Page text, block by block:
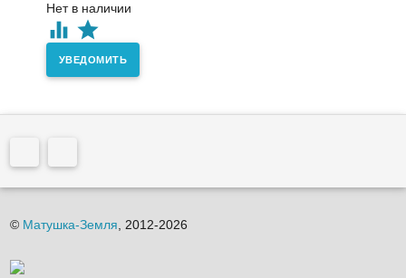
Нет в наличии
УВЕДОМИТЬ
© Матушка-Земля, 2012-2026